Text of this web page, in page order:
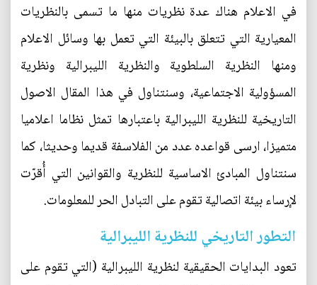
في الاعلام هناك عدة نظريات منها ما تسمى بالنظريات
المعيارية التي تتعلق بالبيئة التي تعمل بها وسائل الاعلام
ومنها النظرية السلطوية والنظرية الليبرالية ونظرية
المسؤولية الاجتماعية، وسنتناول في هذا المقال الاصول
التاريخية للنظرية الليبرالية باعتبارها تمثل نظاما اعلاميا
متميزا، ارسى قواعده عدد من الفلاسفة قديما وحديثا، كما
سنتناول المبادئ الاساسية للنظرية والقوانين التي أُقرّت
لإرساء بيئة اتصالية تقوم على التبادل الحر للمعلومات.
التطور التاريخي للنظرية الليبرالية
تعود البدايات الحقيقية لنظرية الليبرالية (التي تقوم على